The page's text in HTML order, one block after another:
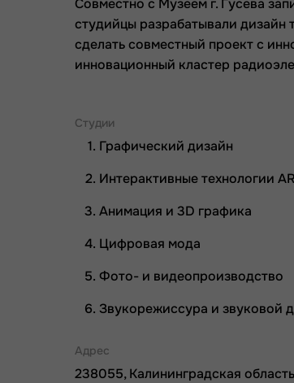
Совместно с Музеем г. Гусева
студийцы разрабатывали дизайн
сделать совместный проект с
инновационный кластер
Студии
Графический дизайн
Интерактивные технологии
Анимация и 3D графика
Цифровая мода
Фото- и видеопроизводство
Звукорежиссура и звуковой
Адрес
238055, Калининградская